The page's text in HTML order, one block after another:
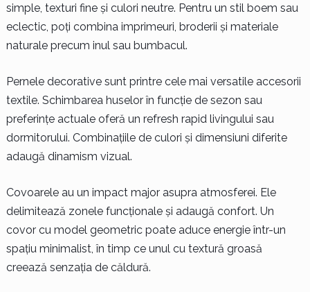
simple, texturi fine și culori neutre. Pentru un stil boem sau
eclectic, poți combina imprimeuri, broderii și materiale
naturale precum inul sau bumbacul.
Pernele decorative sunt printre cele mai versatile accesorii
textile. Schimbarea huselor în funcție de sezon sau
preferințe actuale oferă un refresh rapid livingului sau
dormitorului. Combinațiile de culori și dimensiuni diferite
adaugă dinamism vizual.
Covoarele au un impact major asupra atmosferei. Ele
delimitează zonele funcționale și adaugă confort. Un
covor cu model geometric poate aduce energie într-un
spațiu minimalist, în timp ce unul cu textură groasă
creează senzația de căldură.